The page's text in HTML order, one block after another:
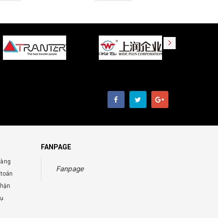
FANPAGE
Fanpage